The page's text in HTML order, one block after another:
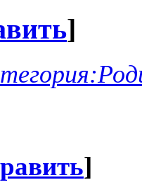
]
]